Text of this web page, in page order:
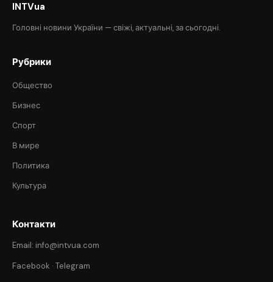
INTVua
Головні новини України — свіжі, актуальні, за сьогодні.
Рубрики
Общество
Бизнес
Спорт
В мире
Политика
Культура
Контакти
Email: info@intvua.com
Facebook · Telegram